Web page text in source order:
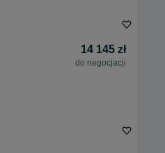
14 145 zł
do negocjacji